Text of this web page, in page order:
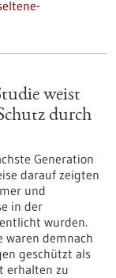
weist
durch
Generation
darauf zeigten
und
in der
wurden.
waren demnach
geschützt als
erhalten zu